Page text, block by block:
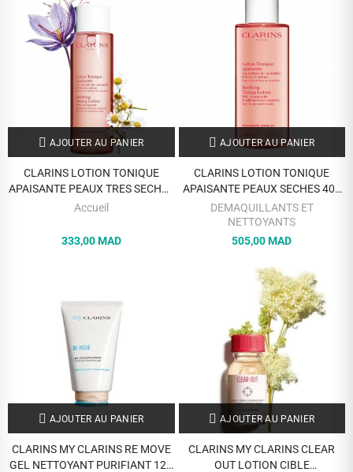
AJOUTER AU PANIER
CLARINS LOTION TONIQUE
APAISANTE PEAUX TRES SECHES
OU SENSIBLES 200 ML
Accueil
333,00 MAD
AJOUTER AU PANIER
CLARINS LOTION TONIQUE
APAISANTE PEAUX SECHES 400
ML
DEMAQUILLANTS ET
NETTOYANTS
505,00 MAD
AJOUTER AU PANIER
CLARINS MY CLARINS RE MOVE
GEL NETTOYANT PURIFIANT 125
AJOUTER AU PANIER
CLARINS MY CLARINS CLEAR
OUT LOTION CIBLE